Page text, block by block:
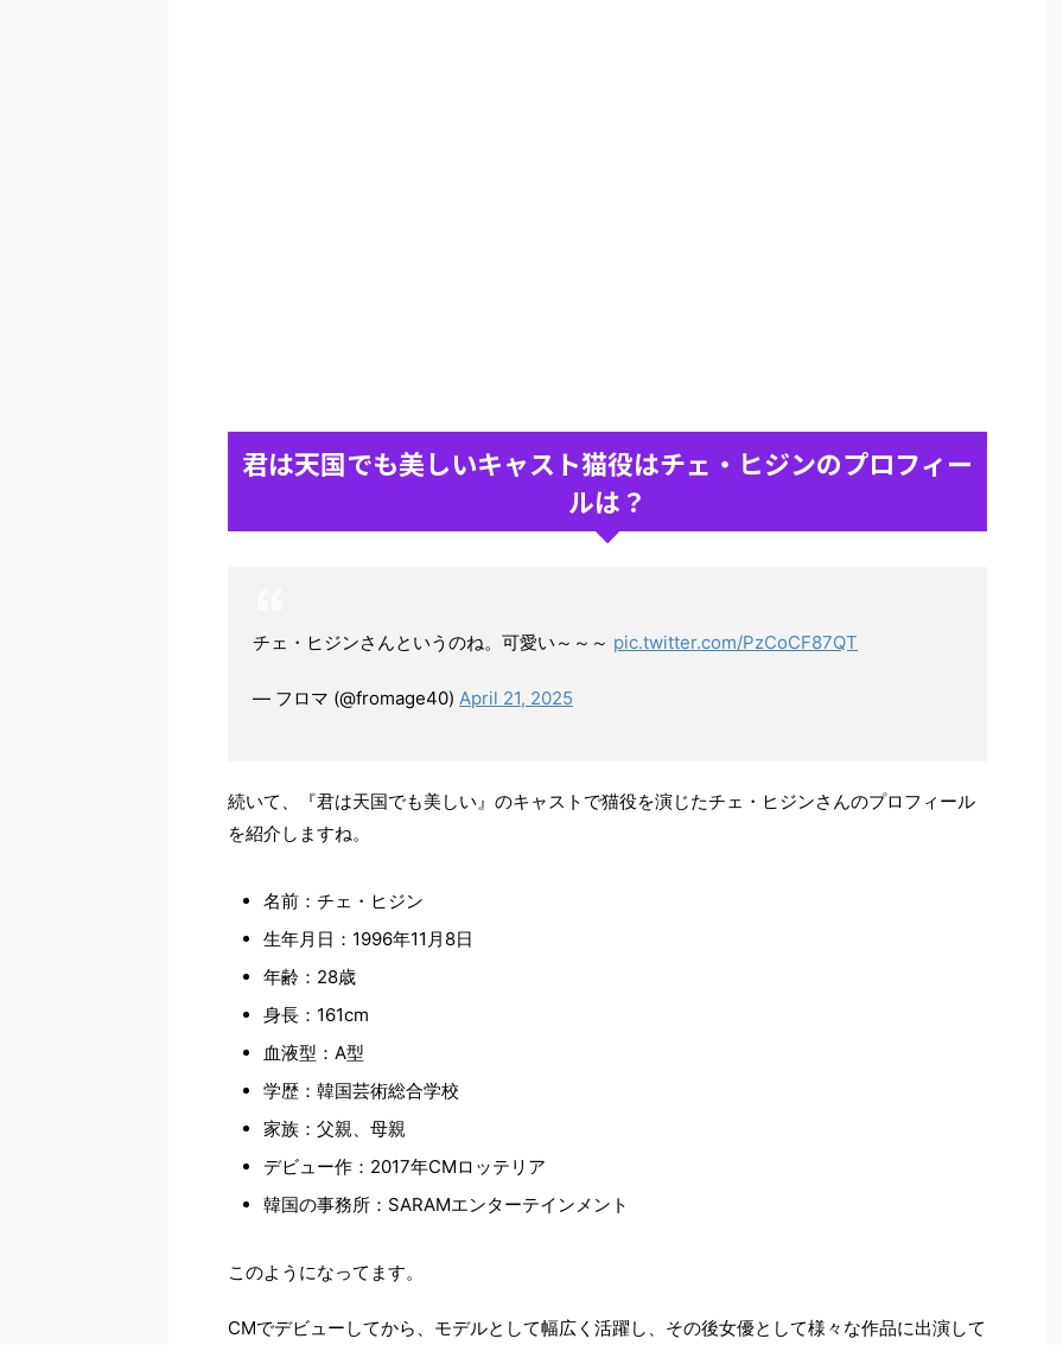
君は天国でも美しいキャスト猫役はチェ・ヒジンのプロフィー
ルは？
チェ・ヒジンさんというのね。可愛い～～～ pic.twitter.com/PzCoCF87QT
— フロマ (@fromage40) April 21, 2025
続いて、『君は天国でも美しい』のキャストで猫役を演じたチェ・ヒジンさんのプロフィール
を紹介しますね。
名前：チェ・ヒジン
生年月日：1996年11月8日
年齢：28歳
身長：161cm
血液型：A型
学歴：韓国芸術総合学校
家族：父親、母親
デビュー作：2017年CMロッテリア
韓国の事務所：SARAMエンターテインメント
このようになってます。
CMでデビューしてから、モデルとして幅広く活躍し、その後女優として様々な作品に出演して